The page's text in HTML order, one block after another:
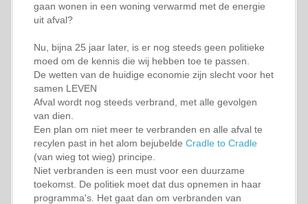
gaan wonen in een woning verwarmd met de energie
uit afval?
Nu, bijna 25 jaar later, is er nog steeds geen politieke
moed om de kennis die wij hebben toe te passen.
De wetten van de huidige economie zijn slecht voor het
samen LEVEN
Afval wordt nog steeds verbrand, met alle gevolgen
van dien.
Een plan om niet meer te verbranden en alle afval te
recylen past in het alom bejubelde Cradle to Cradle
(van wieg tot wieg) principe.
Niet verbranden is een must voor een duurzame
toekomst. De politiek moet dat dus opnemen in haar
programma's. Het gaat dan om verbranden van